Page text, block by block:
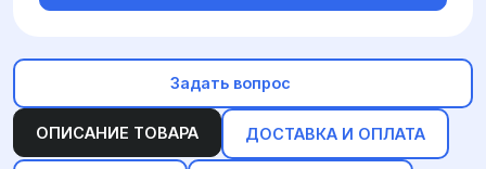
ОПИСАНИЕ ТОВАРА ДОСТАВКА И ОПЛАТА
Задать вопрос